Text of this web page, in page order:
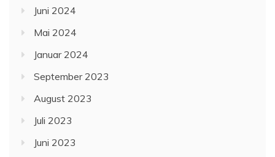
Juni 2024
Mai 2024
Januar 2024
September 2023
August 2023
Juli 2023
Juni 2023